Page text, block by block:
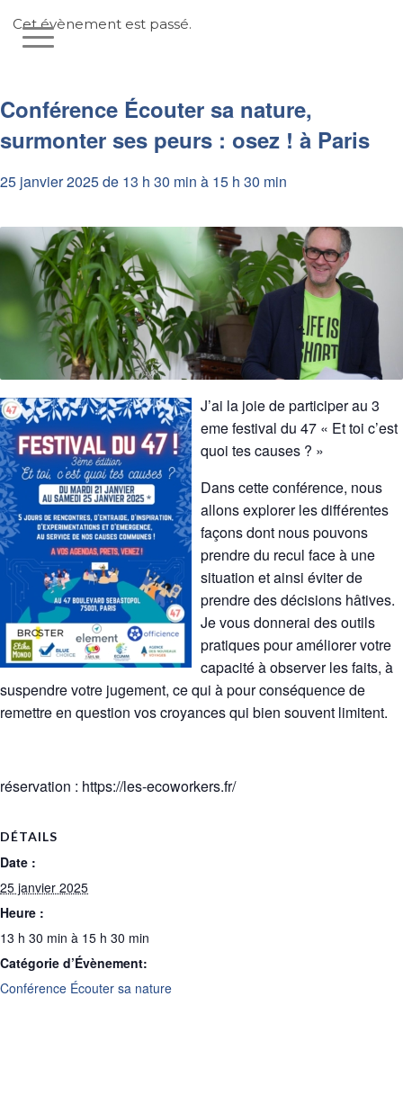
Cet évènement est passé.
Conférence Écouter sa nature,
surmonter ses peurs : osez ! à Paris
25 janvier 2025 de 13 h 30 min à 15 h 30 min
J’ai la joie de participer au 3
eme festival du 47 « Et toi c’est
quoi tes causes ? »
Dans cette conférence, nous
allons explorer les différentes
façons dont nous pouvons
prendre du recul face à une
situation et ainsi éviter de
prendre des décisions hâtives.
Je vous donnerai des outils
pratiques pour améliorer votre
capacité à observer les faits, à
suspendre votre jugement, ce qui à pour conséquence de
remettre en question vos croyances qui bien souvent limitent.
réservation : https://les-ecoworkers.fr/
DÉTAILS
Date :
25 janvier 2025
Heure :
13 h 30 min à 15 h 30 min
Catégorie d’Évènement:
Conférence Écouter sa nature